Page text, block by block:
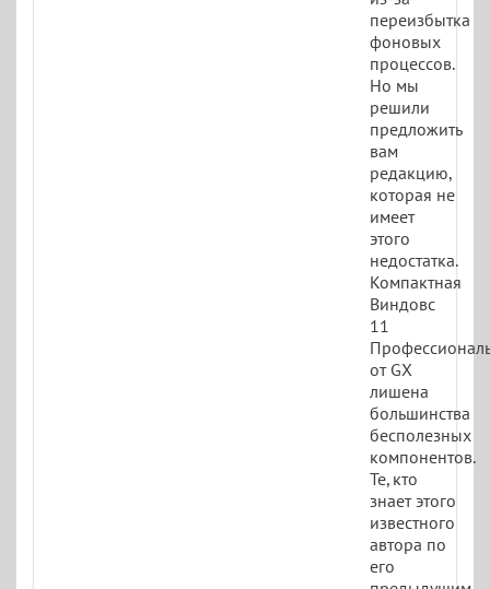
переизбытка
фоновых
процессов.
Но мы
решили
предложить
вам
редакцию,
которая не
имеет
этого
недостатка.
Компактная
Виндовс
11
от GX
лишена
большинства
бесполезных
компонентов.
Те, кто
знает этого
известного
автора по
его